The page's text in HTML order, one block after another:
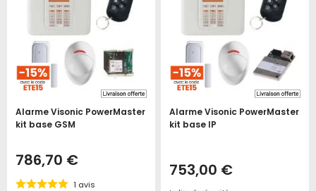
Alarme Visonic PowerMaster
kit base GSM
786,70 €
1 avis
Alarme Visonic PowerMaster
kit base IP
753,00 €